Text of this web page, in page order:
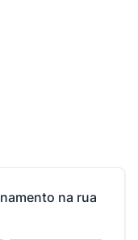
na rua